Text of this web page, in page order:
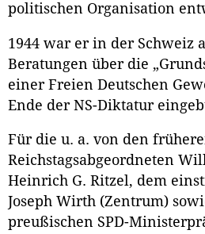
politischen Organisation
1944 war er in der Schweiz
Beratungen über die
einer Freien Deutschen
Ende der NS-Diktatur
Für die u. a. von den
Reichstagsabgeordneten
Heinrich G. Ritzel, dem
Joseph Wirth (Zentrum)
preußischen SPD-